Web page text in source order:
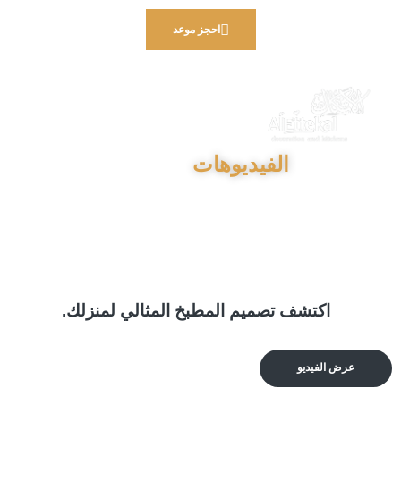
احجز موعد
الفيديوهات
اكتشف تصميم المطبخ المثالي لمنزلك.
عرض الفيديو